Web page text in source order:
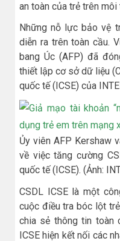
an toàn của trẻ trên
Những nỗ lực bảo vệ
diễn ra trên toàn cầu.
bang Úc (AFP) đã
thiết lập cơ sở dữ liệu
quốc tế (ICSE) của
Ủy viên AFP Kershaw
về việc tăng cường
quốc tế (ICSE). (Ảnh:
CSDL ICSE là một
cuộc điều tra bóc lột
chia sẻ thông tin toàn
ICSE hiện kết nối các